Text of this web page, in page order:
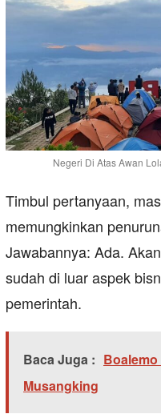
Negeri Di Atas Awan
Timbul pertanyaan,
memungkinkan
Jawabannya: Ada.
sudah di luar aspek
pemerintah.
Baca Juga :
Musangking